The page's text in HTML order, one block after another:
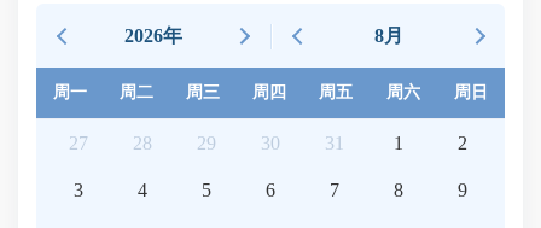
2026年 8月
周一 周二 周三 周四 周五 周六 周日
27 28 29 30 31 1 2
3 4 5 6 7 8 9